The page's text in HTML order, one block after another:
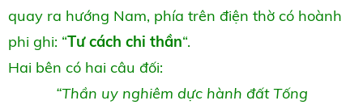
quay ra hướng Nam, phía trên điện thờ có hoành
phi ghi: “Tư cách chi thần“.
Hai bên có hai câu đối:
“Thần uy nghiêm dực hành đất Tống